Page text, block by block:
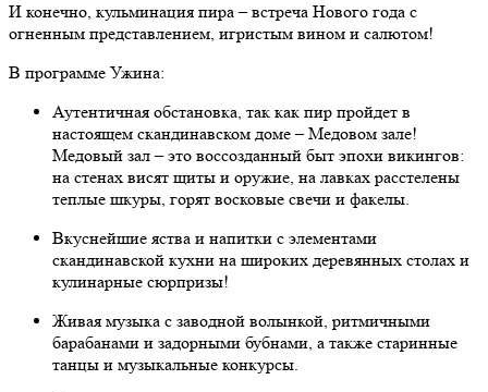
И конечно, кульминация пира – встреча Нового года с
огненным представлением, игристым вином и салютом!
В программе Ужина:
Аутентичная обстановка, так как пир пройдет в
настоящем скандинавском доме – Медовом зале!
Медовый зал – это воссозданный быт эпохи викингов:
на стенах висят щиты и оружие, на лавках расстелены
теплые шкуры, горят восковые свечи и факелы.
Вкуснейшие яства и напитки с элементами
скандинавской кухни на широких деревянных столах и
кулинарные сюрпризы!
Живая музыка с заводной волынкой, ритмичными
барабанами и задорными бубнами, а также старинные
танцы и музыкальные конкурсы.